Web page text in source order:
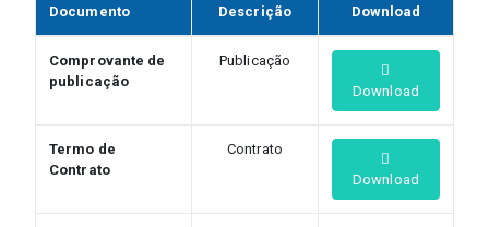
Documento
Descrição Download
Comprovante de
publicação
Publicação
Download
Termo de
Contrato
Contrato
Download